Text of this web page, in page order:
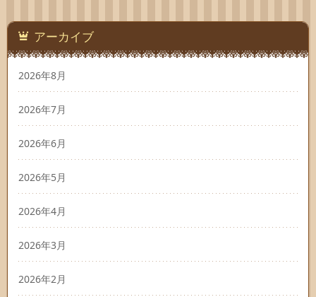
アーカイブ
2026年8月
2026年7月
2026年6月
2026年5月
2026年4月
2026年3月
2026年2月